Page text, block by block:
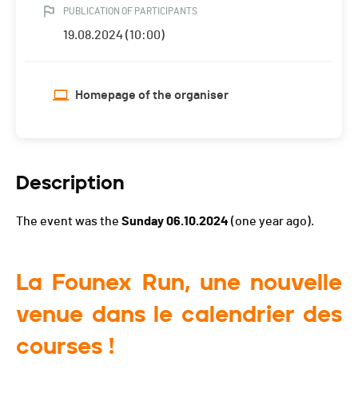
PUBLICATION OF PARTICIPANTS
19.08.2024 (10:00)
Homepage of the organiser
Description
The event was the Sunday 06.10.2024 (one year ago).
La Founex Run, une nouvelle
venue dans le calendrier des
courses !